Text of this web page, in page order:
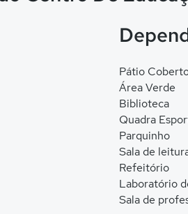
Pátio
Área Verde
Biblioteca
Quadra
Parquinho
Sala de
Refeitório
Laboratório
Sala de